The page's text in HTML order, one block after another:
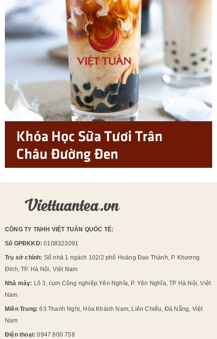
CÔNG TY TNHH VIỆT TUẤN QUỐC TẾ:
Số GPĐKKD: 0108323091
Trụ sở chính: Số nhà 1 ngách 102/2 phố Hoàng Đạo Thành, P. Khương
Đình, TP. Hà Nội, Việt Nam
Nhà máy: Lô 3, cụm Công nghiệp Yên Nghĩa, P. Yên Nghĩa, TP Hà Nội, Việt
Nam
Miền Trung:63 Thanh Nghị, Hòa Khánh Nam, Liên Chiểu, Đà Nẵng, Việt
Nam
Điện thoại:0947 800 758